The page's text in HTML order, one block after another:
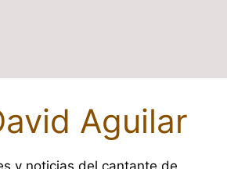
Aguilar
y noticias del cantante de